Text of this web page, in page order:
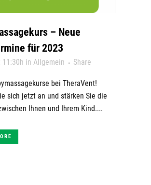
– Neue
für 2023
11:30h in Allgemein Share
bei TheraVent!
sich jetzt an und stärken Sie die
Ihnen und Ihrem Kind....